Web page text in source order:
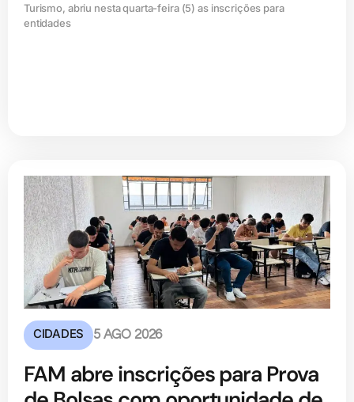
Turismo, abriu nesta quarta-feira (5) as inscrições para
entidades
CIDADES 5 AGO 2026
FAM abre inscrições para Prova